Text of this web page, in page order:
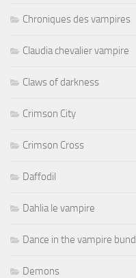
Chroniques des vampires
Claudia chevalier vampire
Claws of darkness
Crimson City
Crimson Cross
Daffodil
Dahlia le vampire
Dance in the vampire bund
Demons